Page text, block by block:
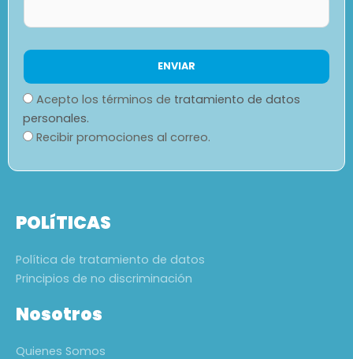
Acepto los términos de tratamiento de datos
personales.
Recibir promociones al correo.
POLíTICAS
Política de tratamiento de datos
Principios de no discriminación
Nosotros
Quienes Somos